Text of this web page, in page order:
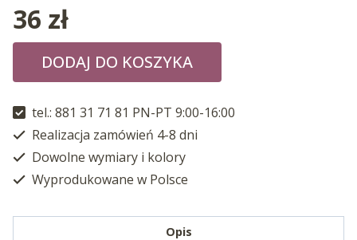
36 zł
DODAJ DO KOSZYKA
tel.: 881 31 71 81 PN-PT 9:00-16:00
Realizacja zamówień 4-8 dni
Dowolne wymiary i kolory
Wyprodukowane w Polsce
Opis